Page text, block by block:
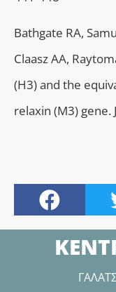
Bathgate RA,
Claasz AA,
(H3) and the
relaxin (M3) gene.